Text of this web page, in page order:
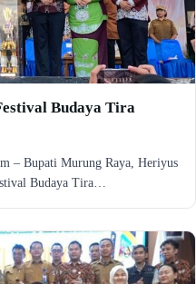
Budaya Tira
– Bupati Murung Raya, Heriyus
Budaya Tira…